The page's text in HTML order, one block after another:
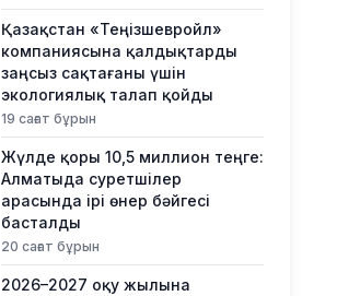
Қазақстан «Теңізшевройл»
компаниясына қалдықтарды
заңсыз сақтағаны үшін
экологиялық талап қойды
19 сағат бұрын
Жүлде қоры 10,5 миллион теңге:
Алматыда суретшілер
арасында ірі өнер бәйгесі
басталды
20 сағат бұрын
2026–2027 оқу жылына